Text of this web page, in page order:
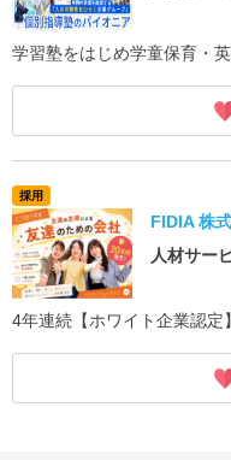
学習塾をはじめ学童保育・
採用
FIDIA 株
人材サー
4年連続【ホワイト企業認定